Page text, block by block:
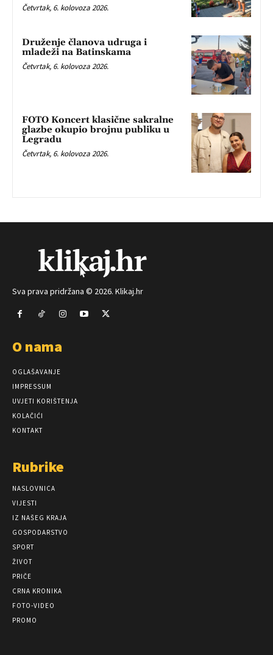
Četvrtak, 6. kolovoza 2026.
Druženje članova udruga i
mladeži na Batinskama
Četvrtak, 6. kolovoza 2026.
FOTO Koncert klasične sakralne
glazbe okupio brojnu publiku u
Legradu
Četvrtak, 6. kolovoza 2026.
Sva prava pridržana © 2026. Klikaj.hr
O nama
OGLAŠAVANJE
IMPRESSUM
UVJETI KORIŠTENJA
KOLAČIĆI
KONTAKT
Rubrike
NASLOVNICA
VIJESTI
IZ NAŠEG KRAJA
GOSPODARSTVO
SPORT
ŽIVOT
PRIČE
CRNA KRONIKA
FOTO-VIDEO
PROMO